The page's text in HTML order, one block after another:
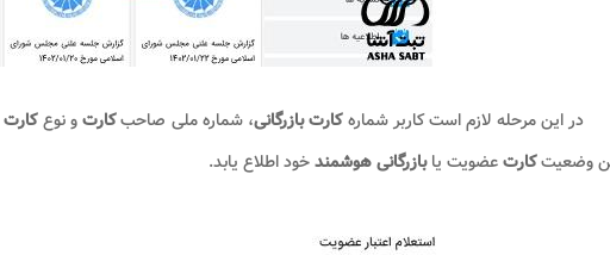
در این مرحله لازم است کاربر شمارهکارت بازرگانی، شماره ملی صاحبکارتو نوعکارت
وضعیتکارتعضویت یابازرگانی هوشمندخود اطلاع یابد.